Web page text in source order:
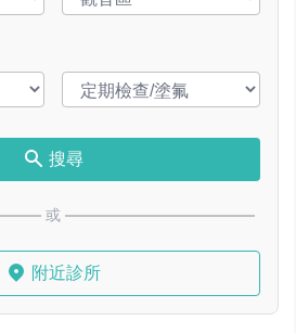
搜尋
或
附近診所